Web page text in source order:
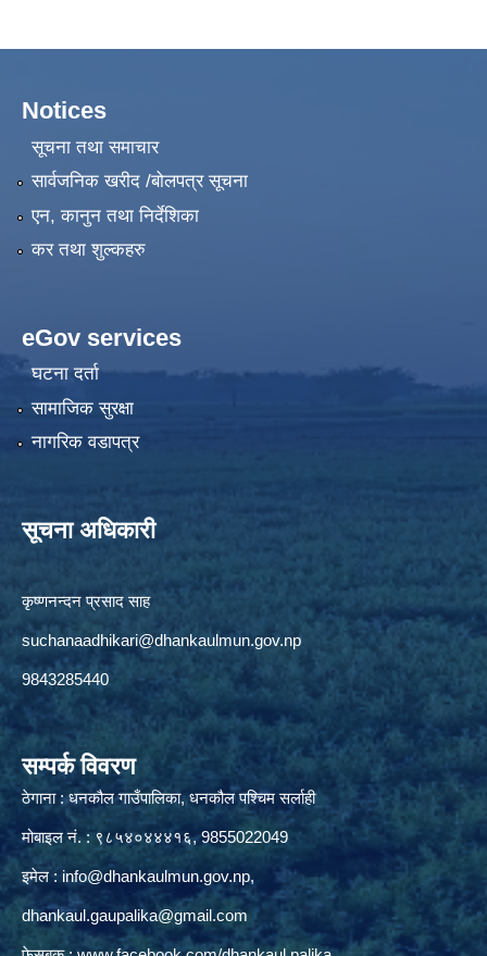
Notices
सूचना तथा समाचार
सार्वजनिक खरीद /बोलपत्र सूचना
एन, कानुन तथा निर्देशिका
कर तथा शुल्कहरु
eGov services
घटना दर्ता
सामाजिक सुरक्षा
नागरिक वडापत्र
सूचना अधिकारी
कृष्णनन्दन प्रसाद साह
suchanaadhikari@dhankaulmun.gov.np
9843285440
सम्पर्क विवरण
ठेगाना : धनकौल गाउँपालिका, धनकौल पश्चिम सर्लाही
मोबाइल नं. : ९८५४०४४४१६, 9855022049
इमेल : info@dhankaulmun.gov.np,
dhankaul.gaupalika@gmail.com